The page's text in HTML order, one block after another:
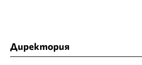
Директория